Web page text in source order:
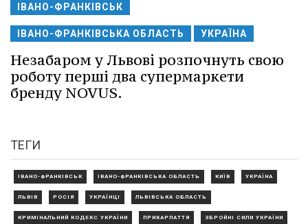
ІВАНО-ФРАНКІВСЬК
ІВАНО-ФРАНКІВСЬКА ОБЛАСТЬ УКРАЇНА
Незабаром у Львові розпочнуть свою
роботу перші два супермаркети
бренду NOVUS.
ТЕГИ
ІВАНО-ФРАНКІВСЬК ІВАНО-ФРАНКІВСЬКА ОБЛАСТЬ КИЇВ УКРАЇНА
ЛЬВІВ РОСІЯ УКРАЇНЦІ ЛЬВІВСЬКА ОБЛАСТЬ
КРИМІНАЛЬНИЙ КОДЕКС УКРАЇНИ ПРИКАРПАТТЯ ЗБРОЙНІ СИЛИ УКРАЇНИ